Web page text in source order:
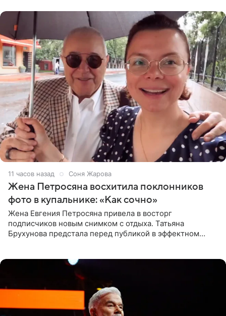
11 часов назад Соня Жарова
Жена Петросяна восхитила поклонников
фото в купальнике: «Как сочно»
Жена Евгения Петросяна привела в восторг
подписчиков новым снимком с отдыха. Татьяна
Брухунова предстала перед публикой в эффектном